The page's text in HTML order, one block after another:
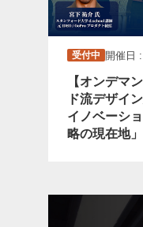
受付中 開催日
【オンデマ
ド流デザイ
イノベーシ
略の現在地」